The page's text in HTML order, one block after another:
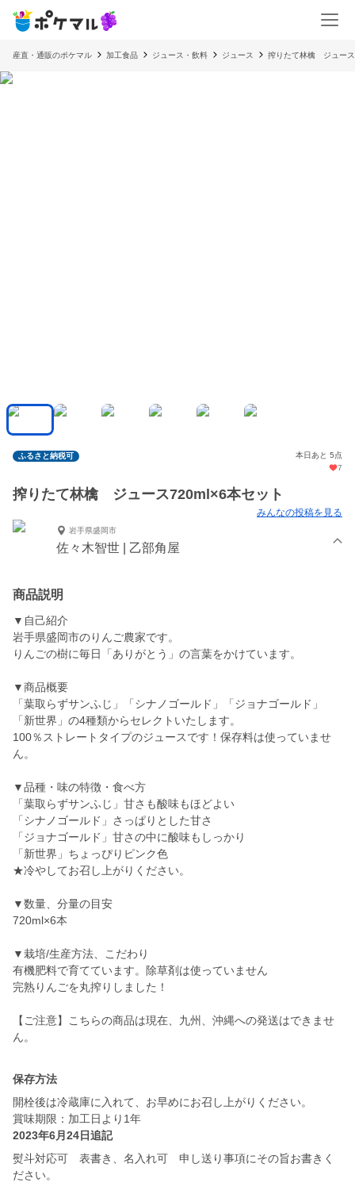
産直・通販のポケマル 加工食品 ジュース・飲料 ジュース 搾りたて林檎 ジュー
ふるさと納税可
本日あと 5点
7
搾りたて林檎 ジュース720ml×6本セット
みんなの投稿を見る
岩手県盛岡市
佐々木智世 | 乙部角屋
商品説明
▼自己紹介
岩手県盛岡市のりんご農家です。
りんごの樹に毎日「ありがとう」の言葉をかけています。
▼商品概要
「葉取らずサンふじ」「シナノゴールド」「ジョナゴールド」
「新世界」の4種類からセレクトいたします。
100％ストレートタイプのジュースです！保存料は使っていませ
ん。
▼品種・味の特徴・食べ方
「葉取らずサンふじ」甘さも酸味もほどよい
「シナノゴールド」さっぱりとした甘さ
「ジョナゴールド」甘さの中に酸味もしっかり
「新世界」ちょっぴりピンク色
★冷やしてお召し上がりください。
▼数量、分量の目安
720ml×6本
▼栽培/生産方法、こだわり
有機肥料で育てています。除草剤は使っていません
完熟りんごを丸搾りしました！
【ご注意】こちらの商品は現在、九州、沖縄への発送はできませ
ん。
保存方法
開栓後は冷蔵庫に入れて、お早めにお召し上がりください。
賞味期限：加工日より1年
2023年6月24日追記
熨斗対応可 表書き、名入れ可 申し送り事項にその旨お書きく
ださい。